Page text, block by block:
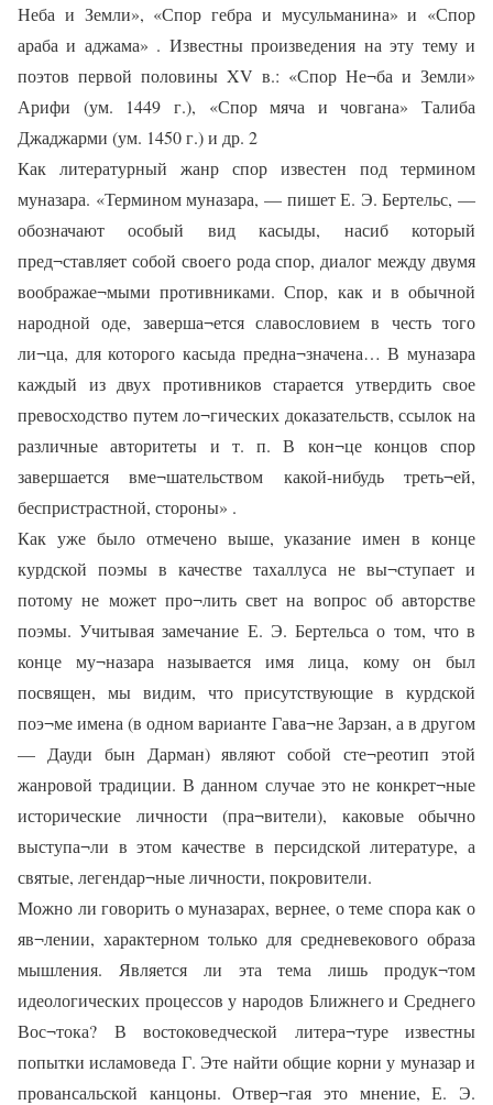
Неба и Земли», «Спор гебра и мусульманина» и «Спор
араба и аджама» . Известны произведения на эту тему и
поэтов первой половины XV в.: «Спор Не¬ба и Земли»
Арифи (ум. 1449 г.), «Спор мяча и човгана» Талиба
Джаджарми (ум. 1450 г.) и др. 2
Как литературный жанр спор известен под термином
муназара. «Термином муназара, — пишет Е. Э. Бертельс, —
обозначают особый вид касыды, насиб который
пред¬ставляет собой своего рода спор, диалог между двумя
воображае¬мыми противниками. Спор, как и в обычной
народной оде, заверша¬ется славословием в честь того
ли¬ца, для которого касыда предна¬значена… В муназара
каждый из двух противников старается утвердить свое
превосходство путем ло¬гических доказательств, ссылок на
различные авторитеты и т. п. В кон¬це концов спор
завершается вме¬шательством какой-нибудь треть¬ей,
беспристрастной, стороны» .
Как уже было отмечено выше, указание имен в конце
курдской поэмы в качестве тахаллуса не вы¬ступает и
потому не может про¬лить свет на вопрос об авторстве
поэмы. Учитывая замечание Е. Э. Бертельса о том, что в
конце му¬назара называется имя лица, кому он был
посвящен, мы видим, что присутствующие в курдской
поэ¬ме имена (в одном варианте Гава¬не Зарзан, а в другом
— Дауди бын Дарман) являют собой сте¬реотип этой
жанровой традиции. В данном случае это не конкрет¬ные
исторические личности (пра¬вители), каковые обычно
выступа¬ли в этом качестве в персидской литературе, а
святые, легендар¬ные личности, покровители.
Можно ли говорить о муназарах, вернее, о теме спора как о
яв¬лении, характерном только для средневекового образа
мышления. Является ли эта тема лишь продук¬том
идеологических процессов у народов Ближнего и Среднего
Вос¬тока? В востоковедческой литера¬туре известны
попытки исламоведа Г. Эте найти общие корни у муназар и
провансальской канцоны. Отвер¬гая это мнение, Е. Э.